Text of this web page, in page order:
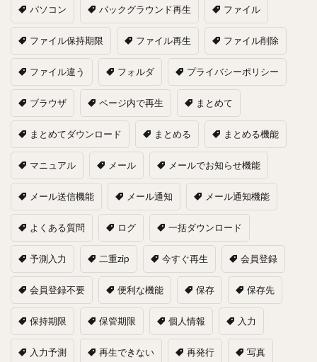
パソコン バックグラウンド再生 ファイル
ファイル保持期限 ファイル再生 ファイル削除
ファイル違う フォルダ プライバシーポリシー
ブラウザ ページ内で再生 まとめて
まとめてダウンロード まとめる まとめる機能
マニュアル メール メールでお知らせ機能
メール送信機能 メール通知 メール通知機能
よくある質問 ログ 一括ダウンロード
予測入力 二重zip 今すぐ再生 会員登録
会員登録不要 便利な機能 保存 保存先
保持期限 保管期限 個人情報 入力
入力予測 再生できない 再発行 写真